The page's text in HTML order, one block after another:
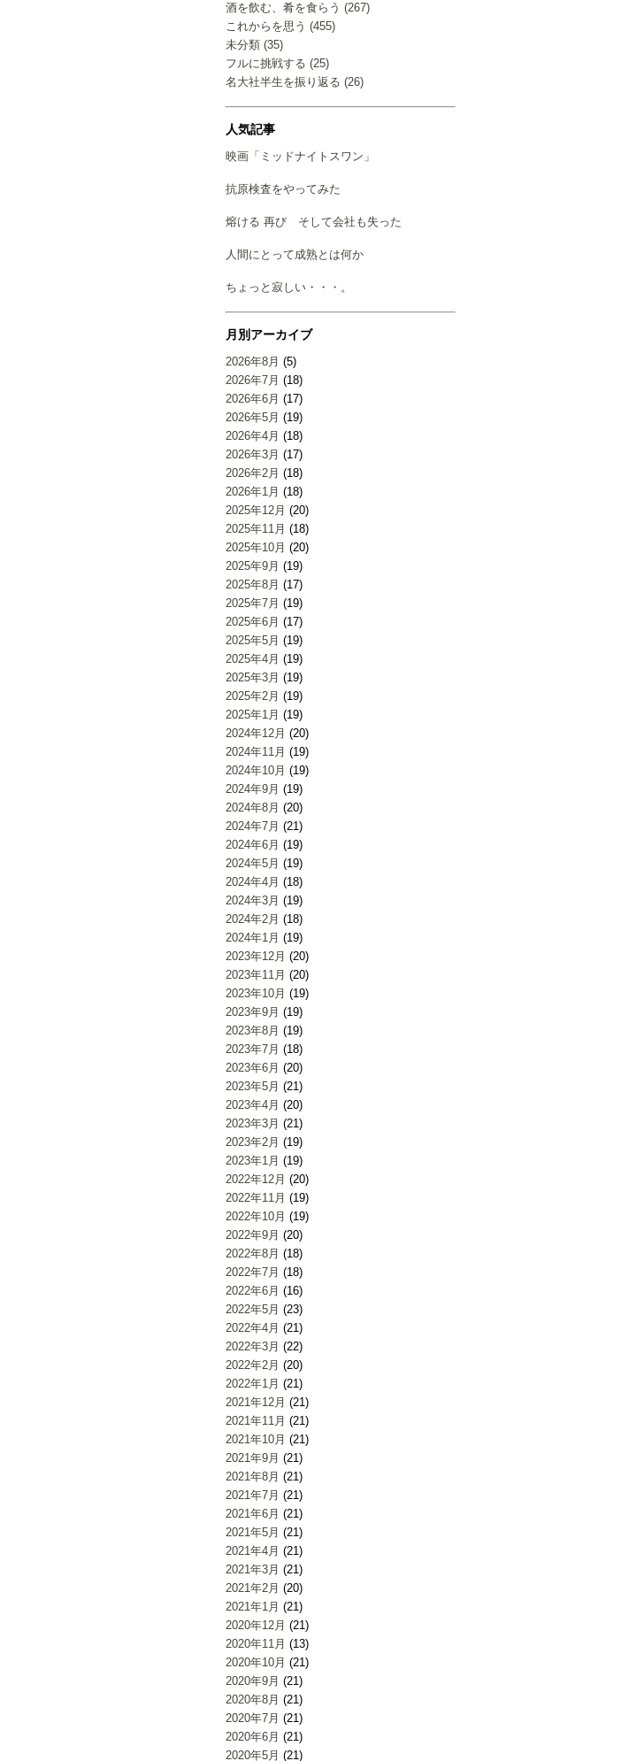
酒を飲む、肴を食らう (267)
これからを思う (455)
未分類 (35)
フルに挑戦する (25)
名大社半生を振り返る (26)
人気記事
映画「ミッドナイトスワン」
抗原検査をやってみた
熔ける 再び そして会社も失った
人間にとって成熟とは何か
ちょっと寂しい・・・。
月別アーカイブ
2026年8月 (5)
2026年7月 (18)
2026年6月 (17)
2026年5月 (19)
2026年4月 (18)
2026年3月 (17)
2026年2月 (18)
2026年1月 (18)
2025年12月 (20)
2025年11月 (18)
2025年10月 (20)
2025年9月 (19)
2025年8月 (17)
2025年7月 (19)
2025年6月 (17)
2025年5月 (19)
2025年4月 (19)
2025年3月 (19)
2025年2月 (19)
2025年1月 (19)
2024年12月 (20)
2024年11月 (19)
2024年10月 (19)
2024年9月 (19)
2024年8月 (20)
2024年7月 (21)
2024年6月 (19)
2024年5月 (19)
2024年4月 (18)
2024年3月 (19)
2024年2月 (18)
2024年1月 (19)
2023年12月 (20)
2023年11月 (20)
2023年10月 (19)
2023年9月 (19)
2023年8月 (19)
2023年7月 (18)
2023年6月 (20)
2023年5月 (21)
2023年4月 (20)
2023年3月 (21)
2023年2月 (19)
2023年1月 (19)
2022年12月 (20)
2022年11月 (19)
2022年10月 (19)
2022年9月 (20)
2022年8月 (18)
2022年7月 (18)
2022年6月 (16)
2022年5月 (23)
2022年4月 (21)
2022年3月 (22)
2022年2月 (20)
2022年1月 (21)
2021年12月 (21)
2021年11月 (21)
2021年10月 (21)
2021年9月 (21)
2021年8月 (21)
2021年7月 (21)
2021年6月 (21)
2021年5月 (21)
2021年4月 (21)
2021年3月 (21)
2021年2月 (20)
2021年1月 (21)
2020年12月 (21)
2020年11月 (13)
2020年10月 (21)
2020年9月 (21)
2020年8月 (21)
2020年7月 (21)
2020年6月 (21)
2020年5月 (21)